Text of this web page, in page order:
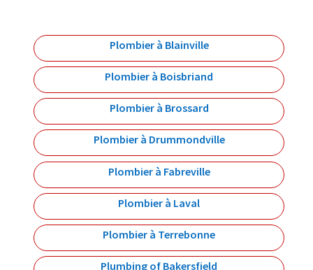
Plombier à Blainville
Plombier à Boisbriand
Plombier à Brossard
Plombier à Drummondville
Plombier à Fabreville
Plombier à Laval
Plombier à Terrebonne
Plumbing of Bakersfield